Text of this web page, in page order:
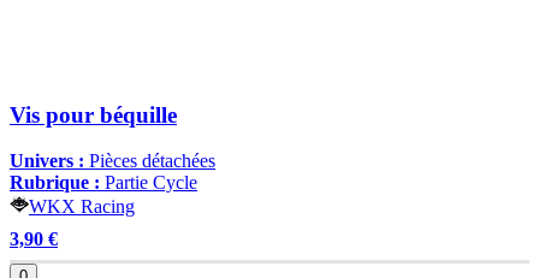
Vis pour béquille
Univers : Pièces détachées
Rubrique : Partie Cycle
WKX Racing
3,90 €